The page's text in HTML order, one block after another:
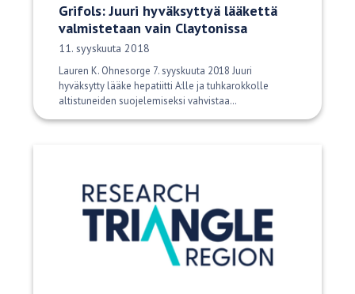
Grifols: Juuri hyväksyttyä lääkettä
valmistetaan vain Claytonissa
Julkaisupäivä:
11. syyskuuta 2018
Lauren K. Ohnesorge 7. syyskuuta 2018 Juuri
hyväksytty lääke hepatiitti A:lle ja tuhkarokkolle
altistuneiden suojelemiseksi vahvistaa…